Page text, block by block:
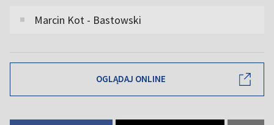
Marcin Kot - Bastowski
OGLĄDAJ ONLINE